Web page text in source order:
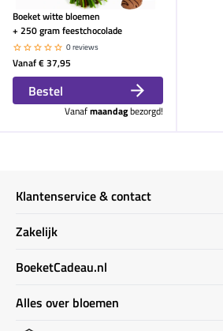
Boeket witte bloemen
+ 250 gram feestchocolade
0 reviews
Vanaf€ 37,95
Bestel
Vanafmaandagbezorgd!
Klantenservice & contact
Contact
Bestellen & Betalen
Bezorginformatie
Zakelijk
Bestel informatie zakelijk
Duurzaam
BoeketCadeau.nl
Waarom BoeketCadeau.nl
Alles over bloemen